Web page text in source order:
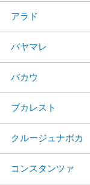
アラド
バヤマレ
バカウ
ブカレスト
クルージュナポカ
コンスタンツァ